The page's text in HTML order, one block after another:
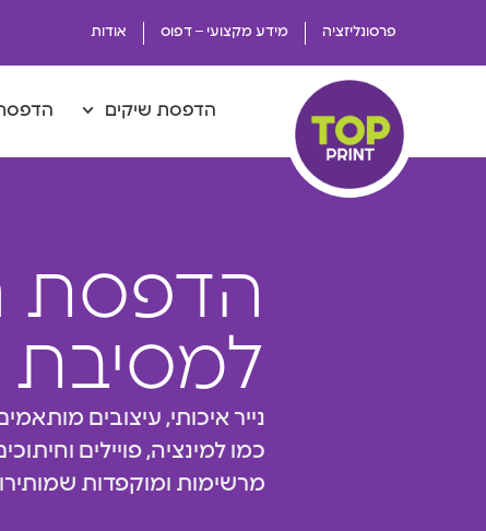
פרסונליזציה מידע מקצועי – דפוס אודות
הדפסת שיקים
הדפסת
למסיבת
נייר איכותי, עיצובים
כמו למינציה, פויילים
מרשימות ומוקפדות